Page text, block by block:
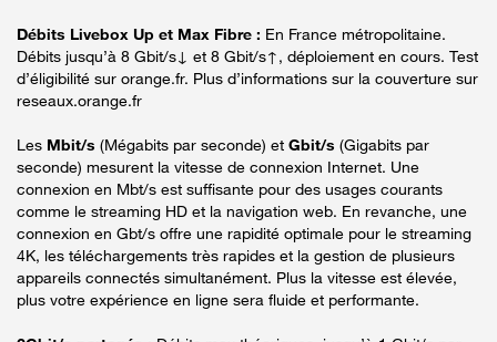
Débits Livebox Up et Max Fibre : En France métropolitaine.
Débits jusqu’à 8 Gbit/s↓ et 8 Gbit/s↑, déploiement en cours. Test
d’éligibilité sur orange.fr. Plus d’informations sur la couverture sur
reseaux.orange.fr
Les Mbit/s (Mégabits par seconde) et Gbit/s (Gigabits par
seconde) mesurent la vitesse de connexion Internet. Une
connexion en Mbt/s est suffisante pour des usages courants
comme le streaming HD et la navigation web. En revanche, une
connexion en Gbt/s offre une rapidité optimale pour le streaming
4K, les téléchargements très rapides et la gestion de plusieurs
appareils connectés simultanément. Plus la vitesse est élevée,
plus votre expérience en ligne sera fluide et performante.